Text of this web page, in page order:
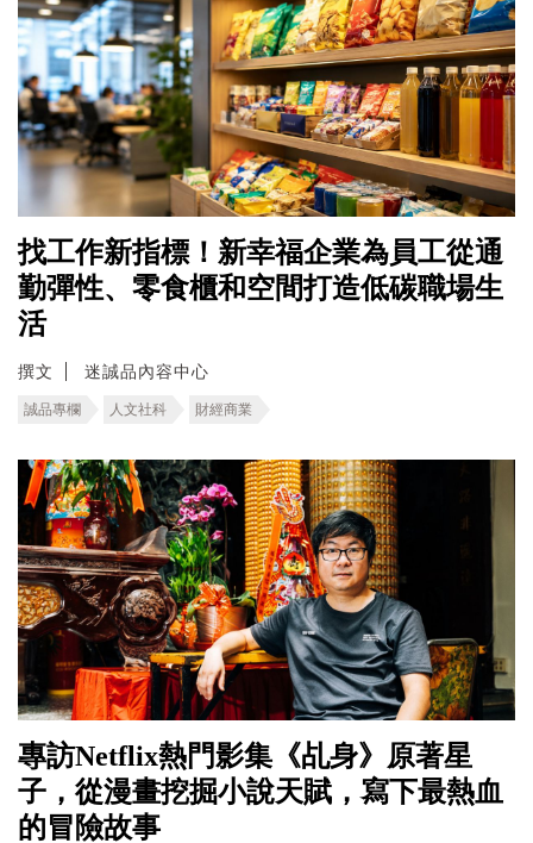
找工作新指標！新幸福企業為員工從通
勤彈性、零食櫃和空間打造低碳職場生
活
撰文 迷誠品內容中心
誠品專欄 人文社科 財經商業
專訪Netflix熱門影集《乩身》原著星
子，從漫畫挖掘小說天賦，寫下最熱血
的冒險故事